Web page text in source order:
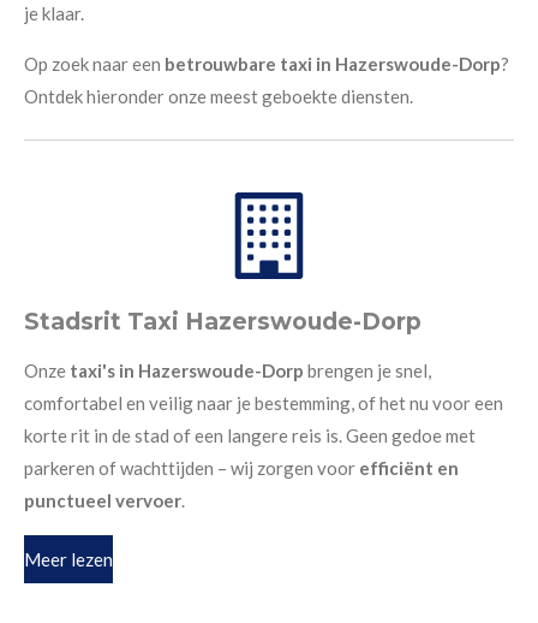
je klaar.
Op zoek naar een betrouwbare taxi in Hazerswoude-Dorp?
Ontdek hieronder onze meest geboekte diensten.
Stadsrit Taxi Hazerswoude-Dorp
Onze taxi's in Hazerswoude-Dorp brengen je snel,
comfortabel en veilig naar je bestemming, of het nu voor een
korte rit in de stad of een langere reis is. Geen gedoe met
parkeren of wachttijden – wij zorgen voor efficiënt en
punctueel vervoer.
Meer lezen